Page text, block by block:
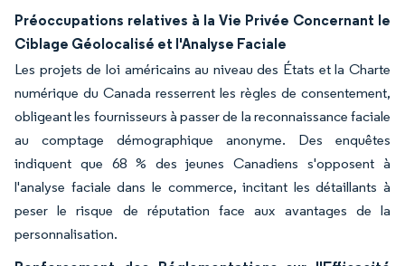
Préoccupations relatives à la Vie Privée Concernant le
Ciblage Géolocalisé et l'Analyse Faciale
Les projets de loi américains au niveau des États et la Charte
numérique du Canada resserrent les règles de consentement,
obligeant les fournisseurs à passer de la reconnaissance faciale
au comptage démographique anonyme. Des enquêtes
indiquent que 68 % des jeunes Canadiens s'opposent à
l'analyse faciale dans le commerce, incitant les détaillants à
peser le risque de réputation face aux avantages de la
personnalisation.